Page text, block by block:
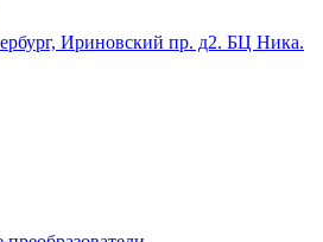
Ириновский пр. д2. БЦ Ника.